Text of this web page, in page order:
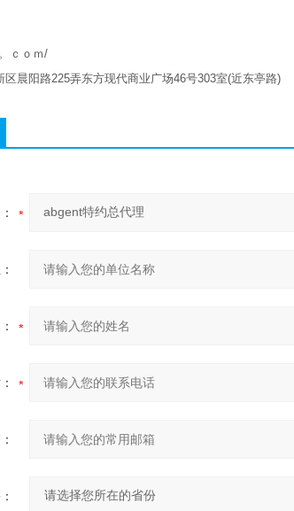
ｃｏｍ/
区晨阳路225弄东方现代商业广场46号303室(近东亭路)